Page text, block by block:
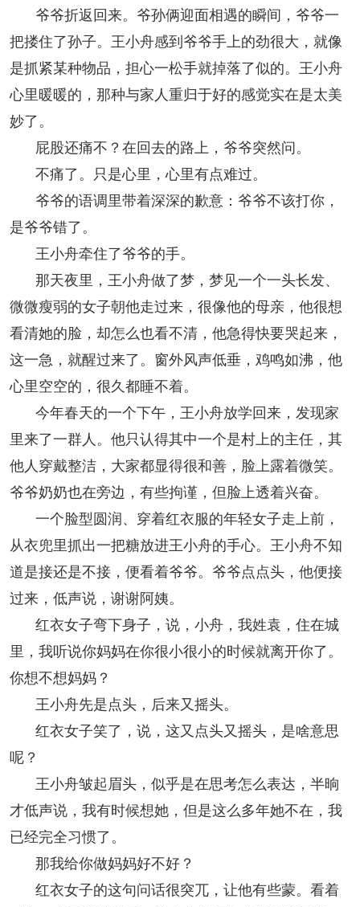
爷爷折返回来。爷孙俩迎面相遇的瞬间，爷爷一
把搂住了孙子。王小舟感到爷爷手上的劲很大，就像
是抓紧某种物品，担心一松手就掉落了似的。王小舟
心里暖暖的，那种与家人重归于好的感觉实在是太美
妙了。
屁股还痛不？在回去的路上，爷爷突然问。
不痛了。只是心里，心里有点难过。
爷爷的语调里带着深深的歉意：爷爷不该打你，
是爷爷错了。
王小舟牵住了爷爷的手。
那天夜里，王小舟做了梦，梦见一个一头长发、
微微瘦弱的女子朝他走过来，很像他的母亲，他很想
看清她的脸，却怎么也看不清，他急得快要哭起来，
这一急，就醒过来了。窗外风声低垂，鸡鸣如沸，他
心里空空的，很久都睡不着。
今年春天的一个下午，王小舟放学回来，发现家
里来了一群人。他只认得其中一个是村上的主任，其
他人穿戴整洁，大家都显得很和善，脸上露着微笑。
爷爷奶奶也在旁边，有些拘谨，但脸上透着兴奋。
一个脸型圆润、穿着红衣服的年轻女子走上前，
从衣兜里抓出一把糖放进王小舟的手心。王小舟不知
道是接还是不接，便看着爷爷。爷爷点点头，他便接
过来，低声说，谢谢阿姨。
红衣女子弯下身子，说，小舟，我姓袁，住在城
里，我听说你妈妈在你很小很小的时候就离开你了。
你想不想妈妈？
王小舟先是点头，后来又摇头。
红衣女子笑了，说，这又点头又摇头，是啥意思
呢？
王小舟皱起眉头，似乎是在思考怎么表达，半晌
才低声说，我有时候想她，但是这么多年她不在，我
已经完全习惯了。
那我给你做妈妈好不好？
红衣女子的这句问话很突兀，让他有些蒙。看着